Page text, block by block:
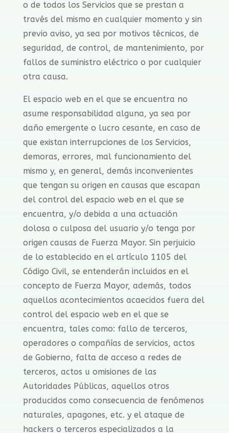
o de todos los Servicios que se prestan a
través del mismo en cualquier momento y sin
previo aviso, ya sea por motivos técnicos, de
seguridad, de control, de mantenimiento, por
fallos de suministro eléctrico o por cualquier
otra causa.
El espacio web en el que se encuentra no
asume responsabilidad alguna, ya sea por
daño emergente o lucro cesante, en caso de
que existan interrupciones de los Servicios,
demoras, errores, mal funcionamiento del
mismo y, en general, demás inconvenientes
que tengan su origen en causas que escapan
del control del espacio web en el que se
encuentra, y/o debida a una actuación
dolosa o culposa del usuario y/o tenga por
origen causas de Fuerza Mayor. Sin perjuicio
de lo establecido en el artículo 1105 del
Código Civil, se entenderán incluidos en el
concepto de Fuerza Mayor, además, todos
aquellos acontecimientos acaecidos fuera del
control del espacio web en el que se
encuentra, tales como: fallo de terceros,
operadores o compañías de servicios, actos
de Gobierno, falta de acceso a redes de
terceros, actos u omisiones de las
Autoridades Públicas, aquellos otros
producidos como consecuencia de fenómenos
naturales, apagones, etc. y el ataque de
hackers o terceros especializados a la